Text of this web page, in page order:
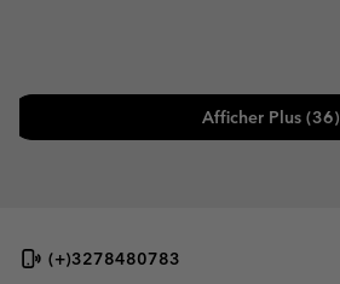
Afficher Plus (36)
(+)3278480783